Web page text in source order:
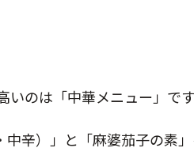
のは「中華メニュー」です
辛）」と「麻婆茄子の素」